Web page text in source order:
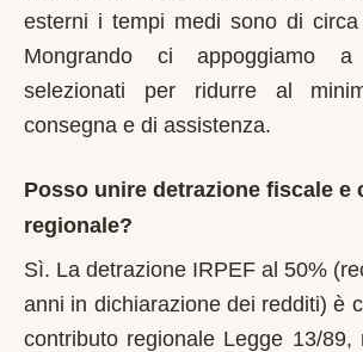
esterni i tempi medi sono di
Mongrando ci appoggiamo
selezionati per ridurre al
consegna e di assistenza.
Posso unire detrazione fiscale e
regionale?
Sì. La detrazione IRPEF al 50%
anni in dichiarazione dei redditi) è
contributo regionale Legge 13/89,